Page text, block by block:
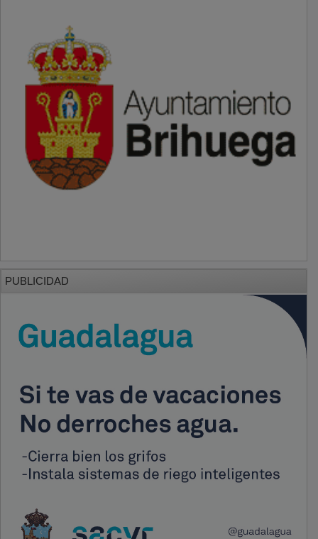
PUBLICIDAD